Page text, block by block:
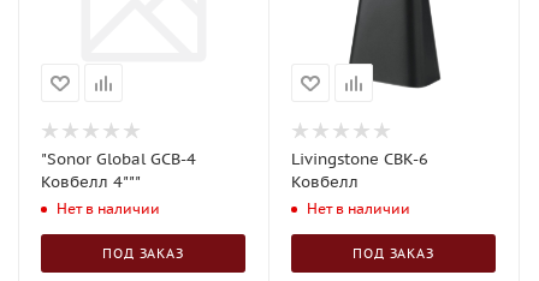
"Sonor Global GCB-4
Ковбелл 4"""
Нет в наличии
ПОД ЗАКАЗ
Livingstone CBK-6
Ковбелл
Нет в наличии
ПОД ЗАКАЗ